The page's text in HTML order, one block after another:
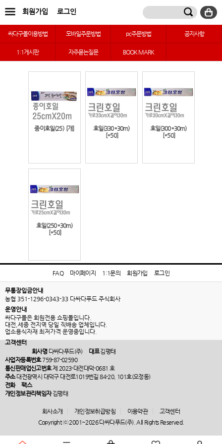
회원가입 로그인
싸다구몰이용방법 모바일주문방법 pc주문방법 공지사항
1:1게시판 자주묻는질문 BOOK MARK
종이호일(25) [개]
호일(330*30m)
[*50]
호일(300*30m)
[*50]
호일(250*30m)
[*50]
FAQ 마이페이지 1:1문의 회원가입 로그인
무통장입금안내
농협 351-1296-0343-33 다싸다푸드 주식회사
운영안내
싸다구몰은 회원전용 쇼핑몰입니다.
대전,세종 전지역 당일 직배송 업체입니다.
업소용식자재 최저가격 운영중입니다.
고객센터
회사명다싸다푸드(주) 대표김평태
사업자등록번호759-87-02590
통신판매업신고번호제 2023-대전대덕-0681 호
주소대전광역시 대덕구 대전로1019번길 84-20, 101호(오정동)
전화
팩스
개인정보관리책임자김평태
회사소개 개인정보취급방침 이용약관
고객센터
Copyright ⓒ 2001~2026 다싸다푸드(주). All Rights Reserved.